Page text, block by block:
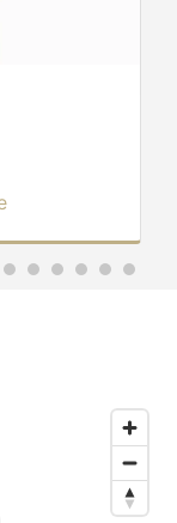
Walcourt -
:
rue du